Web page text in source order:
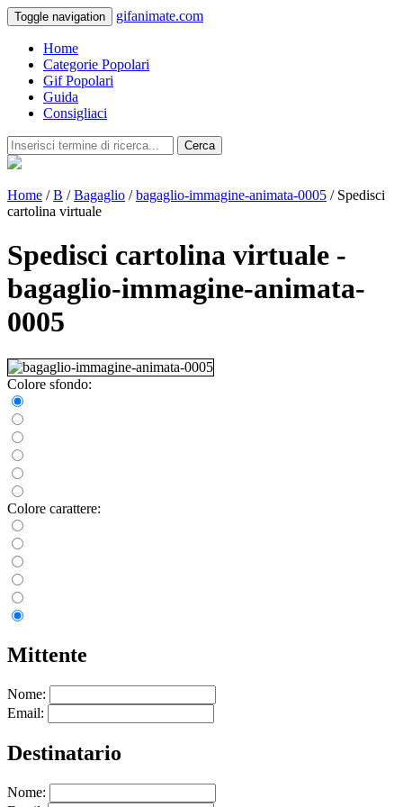
Toggle navigation gifanimate.com
Home
Categorie Popolari
Gif Popolari
Guida
Consigliaci
Cerca
Home /B /Bagaglio /bagaglio-immagine-animata-0005 / Spedisci
cartolina virtuale
Spedisci cartolina virtuale -
bagaglio-immagine-animata-
0005
Colore sfondo:
Colore carattere:
Mittente
Nome:
Email:
Destinatario
Nome: